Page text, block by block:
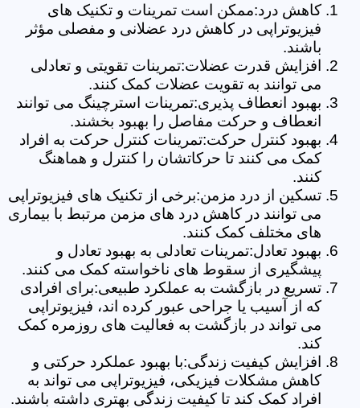
کاهش درد:ممکن است تمرینات و تکنیک های
فیزیوتراپی در کاهش درد عضلانی و مفصلی مؤثر
باشند.
افزایش قدرت عضلات:تمرینات تقویتی و تعادلی
می توانند به تقویت عضلات کمک کنند.
بهبود انعطاف پذیری:تمرینات استرچینگ می توانند
انعطاف و حرکت مفاصل را بهبود بخشند.
بهبود کنترل حرکت:تمرینات کنترل حرکت به افراد
کمک می کنند تا حرکاتشان را کنترل و هماهنگ
کنند.
تسکین از درد مزمن:برخی از تکنیک های فیزیوتراپی
می توانند در کاهش درد های مزمن مرتبط با بیماری
های مختلف کمک کنند.
بهبود تعادل:تمرینات تعادلی به بهبود تعادل و
پیشگیری از سقوط های ناخواسته کمک می کنند.
تسریع در بازگشت به عملکرد طبیعی:برای افرادی
که از آسیب یا جراحی عبور کرده اند، فیزیوتراپی
می تواند در بازگشت به فعالیت های روزمره کمک
کند.
افزایش کیفیت زندگی:با بهبود عملکرد حرکتی و
کاهش مشکلات فیزیکی، فیزیوتراپی می تواند به
افراد کمک کند تا کیفیت زندگی بهتری داشته باشند.